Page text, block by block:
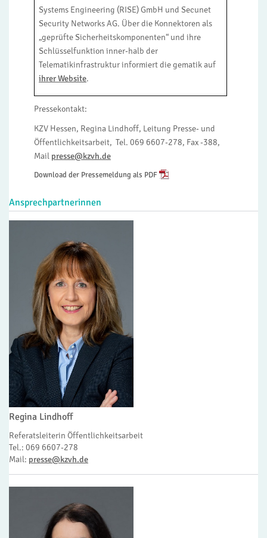
Systems Engineering (RISE) GmbH und Secunet
Security Networks AG. Über die Konnektoren als
„geprüfte Sicherheitskomponenten“ und ihre
Schlüsselfunktion inner-halb der
Telematikinfrastruktur informiert die gematik auf
ihrer Website.
Pressekontakt:
KZV Hessen, Regina Lindhoff, Leitung Presse- und
Öffentlichkeitsarbeit, Tel. 069 6607-278, Fax -388,
Mail presse@kzvh.de
Download der Pressemeldung als PDF
Ansprechpartnerinnen
Regina Lindhoff
Referatsleiterin Öffentlichkeitsarbeit
Tel.: 069 6607-278
Mail: presse@kzvh.de